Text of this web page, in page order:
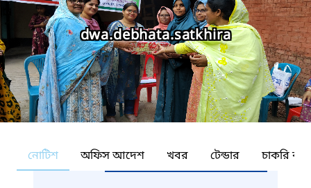
dwa.debhata.satkhira
নোটিশ অফিস আদেশ খবর টেন্ডার চাকরি